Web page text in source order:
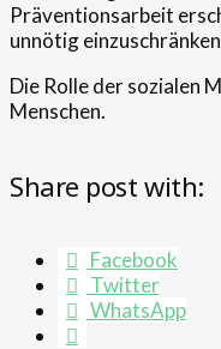
Präventionsarbeit
unnötig
Die Rolle der sozialen
Menschen.
Share post with:
Facebook
Twitter
WhatsApp